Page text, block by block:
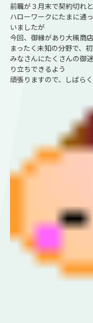
前職が３月末で契約切れ
ハローワークにたまに通
いましたが
今回、御縁があり大槻商
まったく未知の分野で、
みなさんにたくさんの御
り立ちできるよう
頑張りますので、しばら